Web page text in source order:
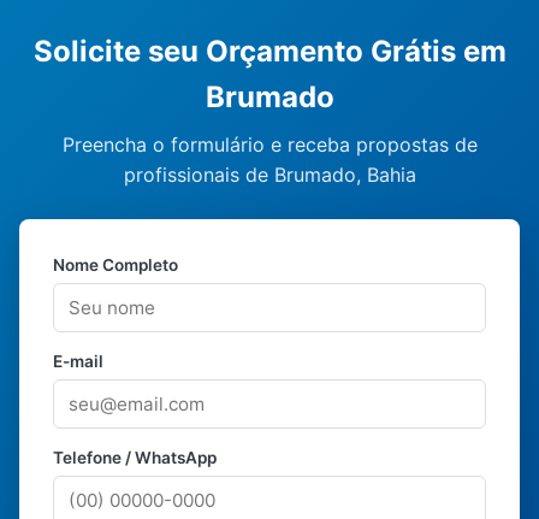
Solicite seu Orçamento Grátis em
Brumado
Preencha o formulário e receba propostas de
profissionais de Brumado, Bahia
Nome Completo
E-mail
Telefone / WhatsApp